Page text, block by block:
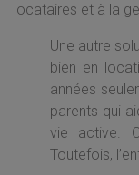
locataires et à la
Une autre
bien en
années
parents qui
vie active.
Toutefois,